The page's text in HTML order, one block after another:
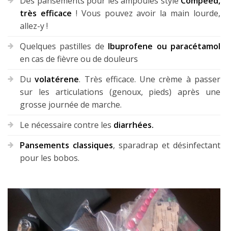
très efficace ! Vous pouvez avoir la main lourde,
allez-y !
Quelques pastilles de Ibuprofene ou paracétamol
en cas de fièvre ou de douleurs
Duvolatérene. Très efficace. Une crème à passer
sur les articulations (genoux, pieds) après une
grosse journée de marche.
Le nécessaire contre les diarrhées.
Pansements classiques, sparadrap et désinfectant
pour les bobos.